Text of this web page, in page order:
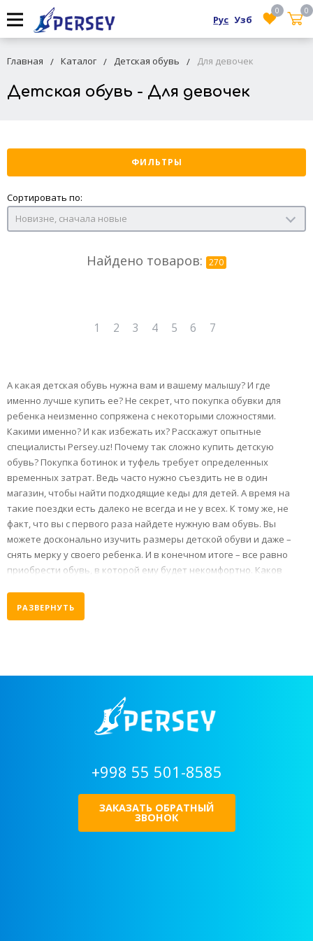
0
0
Рус Узб
Главная Каталог Детская обувь Для девочек
Детская обувь - Для девочек
ФИЛЬТРЫ
Сортировать по:
Новизне, сначала новые
Найдено товаров: 270
1 2 3 4 5 6 7
А какая детская обувь нужна вам и вашему малышу? И где
именно лучше купить ее? Не секрет, что покупка обувки для
ребенка неизменно сопряжена с некоторыми сложностями.
Какими именно? И как избежать их? Расскажут опытные
специалисты Persey.uz! Почему так сложно купить детскую
обувь? Покупка ботинок и туфель требует определенных
временных затрат. Ведь часто нужно съездить не в один
магазин, чтобы найти подходящие кеды для детей. А время на
такие поездки есть далеко не всегда и не у всех. К тому же, не
факт, что вы с первого раза найдете нужную вам обувь. Вы
можете досконально изучить размеры детской обуви и даже –
снять мерку у своего ребенка. И в конечном итоге – все равно
приобрести обувь, в которой ему будет некомфортно. Каков
РАЗВЕРНУТЬ
+998 55 501-8585
ЗАКАЗАТЬ ОБРАТНЫЙ
ЗВОНОК